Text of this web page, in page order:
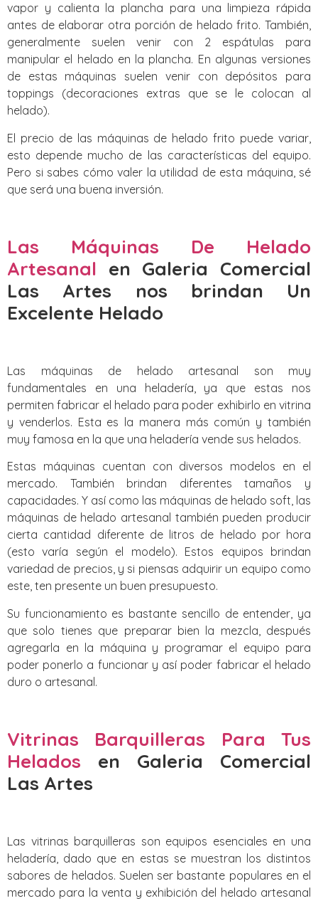
vapor y calienta la plancha para una limpieza rápida
antes de elaborar otra porción de helado frito. También,
generalmente suelen venir con 2 espátulas para
manipular el helado en la plancha. En algunas versiones
de estas máquinas suelen venir con depósitos para
toppings (decoraciones extras que se le colocan al
helado).
El precio de las máquinas de helado frito puede variar,
esto depende mucho de las características del equipo.
Pero si sabes cómo valer la utilidad de esta máquina, sé
que será una buena inversión.
Las Máquinas De Helado
Artesanal en Galeria Comercial
Las Artes nos brindan Un
Excelente Helado
Las máquinas de helado artesanal son muy
fundamentales en una heladería, ya que estas nos
permiten fabricar el helado para poder exhibirlo en vitrina
y venderlos. Esta es la manera más común y también
muy famosa en la que una heladería vende sus helados.
Estas máquinas cuentan con diversos modelos en el
mercado. También brindan diferentes tamaños y
capacidades. Y así como las máquinas de helado soft, las
máquinas de helado artesanal también pueden producir
cierta cantidad diferente de litros de helado por hora
(esto varía según el modelo). Estos equipos brindan
variedad de precios, y si piensas adquirir un equipo como
este, ten presente un buen presupuesto.
Su funcionamiento es bastante sencillo de entender, ya
que solo tienes que preparar bien la mezcla, después
agregarla en la máquina y programar el equipo para
poder ponerlo a funcionar y así poder fabricar el helado
duro o artesanal.
Vitrinas Barquilleras Para Tus
Helados en Galeria Comercial
Las Artes
Las vitrinas barquilleras son equipos esenciales en una
heladería, dado que en estas se muestran los distintos
sabores de helados. Suelen ser bastante populares en el
mercado para la venta y exhibición del helado artesanal